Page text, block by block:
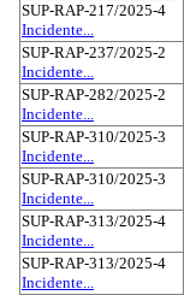
SUP-RAP-217/2025-4
Incidente...
SUP-RAP-237/2025-2
Incidente...
SUP-RAP-282/2025-2
Incidente...
SUP-RAP-310/2025-3
Incidente...
SUP-RAP-310/2025-3
Incidente...
SUP-RAP-313/2025-4
Incidente...
SUP-RAP-313/2025-4
Incidente...